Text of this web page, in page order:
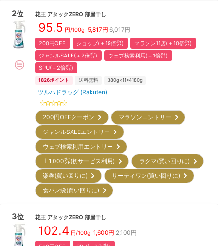
2位 花王 アタックZERO 部屋干し
95.5 円/100g 5,817円 6,017円
200円OFF ショップ(＋19倍㌽)
マラソン11店(＋10倍㌽)
ジャンルSALE(＋2倍㌽)
ウェブ検索利用(＋1倍㌽)
SPU(＋2倍㌽)
1826ポイント 送料無料 380g×11=4180g
ツルハドラッグ (Rakuten)
200円OFFクーポン
マラソンエントリー
ジャンルSALEエントリー
ウェブ検索利用エントリー
＋1,000㌽(初サービス利用)
ラクマ(買い回りに)
楽券(買い回りに)
サーティワン(買い回りに)
食パン袋(買い回りに)
3位 花王 アタックZERO 部屋干し
102.4 円/100g 1,600円 2,100円